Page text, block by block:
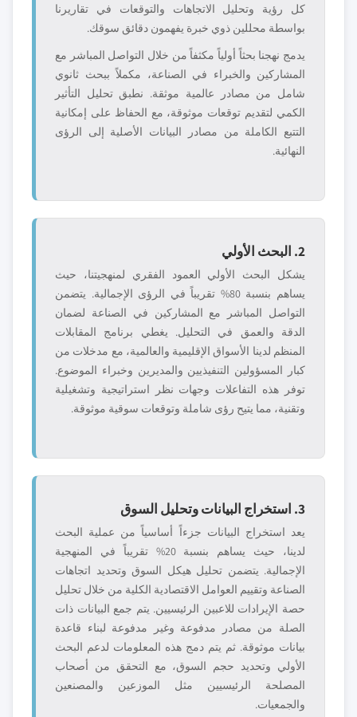
كل رؤية وتحليل الاتجاهات والتوقعات في تقاريرنا
بواسطة محللين ذوي خبرة يفهمون دقائق سوقك.
يدمج نهجنا بحثاً أولياً مكثفاً من خلال التواصل المباشر مع
المشاركين والخبراء في الصناعة، مكملاً ببحث ثانوي
شامل من مصادر عالمية موثقة. نطبق تحليل التأثير
الكمي لتقديم توقعات موثوقة، مع الحفاظ على إمكانية
التتبع الكاملة من مصادر البيانات الأصلية إلى الرؤى
النهائية.
2. البحث الأولي
يشكل البحث الأولي العمود الفقري لمنهجيتنا، حيث
يساهم بنسبة 80% تقريباً في الرؤى الإجمالية. يتضمن
التواصل المباشر مع المشاركين في الصناعة لضمان
الدقة والعمق في التحليل. يغطي برنامج المقابلات
المنظم لدينا الأسواق الإقليمية والعالمية، مع مدخلات من
كبار المسؤولين التنفيذيين والمديرين وخبراء الموضوع.
توفر هذه التفاعلات وجهات نظر استراتيجية وتشغيلية
وتقنية، مما يتيح رؤى شاملة وتوقعات سوقية موثوقة.
3. استخراج البيانات وتحليل السوق
يعد استخراج البيانات جزءاً أساسياً من عملية البحث
لدينا، حيث يساهم بنسبة 20% تقريباً في المنهجية
الإجمالية. يتضمن تحليل هيكل السوق وتحديد اتجاهات
الصناعة وتقييم العوامل الاقتصادية الكلية من خلال تحليل
حصة الإيرادات للاعبين الرئيسيين. يتم جمع البيانات ذات
الصلة من مصادر مدفوعة وغير مدفوعة لبناء قاعدة
بيانات موثوقة. ثم يتم دمج هذه المعلومات لدعم البحث
الأولي وتحديد حجم السوق، مع التحقق من أصحاب
المصلحة الرئيسيين مثل الموزعين والمصنعين
والجمعيات.